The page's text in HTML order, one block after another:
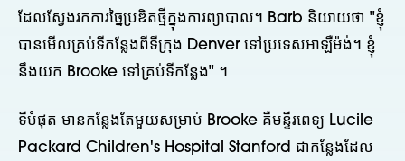
ដែលស្វែងរកការច្នៃប្រឌិតថ្មីក្នុងការព្យាបាល។ Barb និយាយថា "ខ្ញុំ
បានមើលគ្រប់ទីកន្លែងពីទីក្រុង Denver ទៅប្រទេសអាឡឺម៉ង់។ ខ្ញុំ
នឹងយក Brooke ទៅគ្រប់ទីកន្លែង" ។
ទីបំផុត មានកន្លែងតែមួយសម្រាប់ Brooke គឺមន្ទីរពេទ្យ Lucile
Packard Children's Hospital Stanford ជាកន្លែងដែល